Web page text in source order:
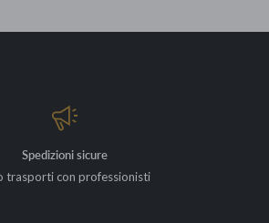
Spedizioni sicure
trasporti con professionisti